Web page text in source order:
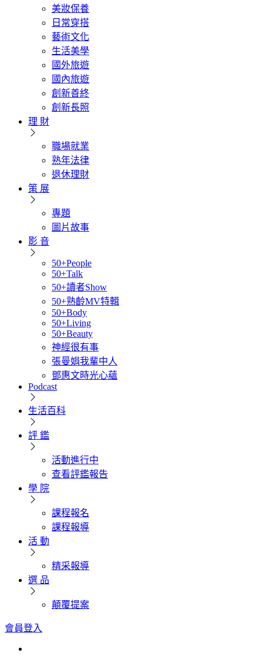
美妝保養
日常穿搭
藝術文化
生活美學
國外旅遊
國內旅遊
創新善終
創新長照
理 財
職場就業
熟年法律
退休理財
策 展
專題
圖片故事
影 音
50+People
50+Talk
50+讀者Show
50+熟齡MV特輯
50+Body
50+Living
50+Beauty
神經很有事
張曼娟我輩中人
鄧惠文時光心蘊
Podcast
生活百科
評 鑑
活動進行中
查看評鑑報告
學 院
課程報名
課程報導
活 動
精采報導
選 品
顛覆提案
會員登入